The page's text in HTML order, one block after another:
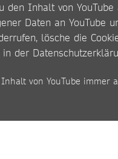
den Inhalt von
Daten an YouTube
lösche die
in der
Inhalt von YouTube immer